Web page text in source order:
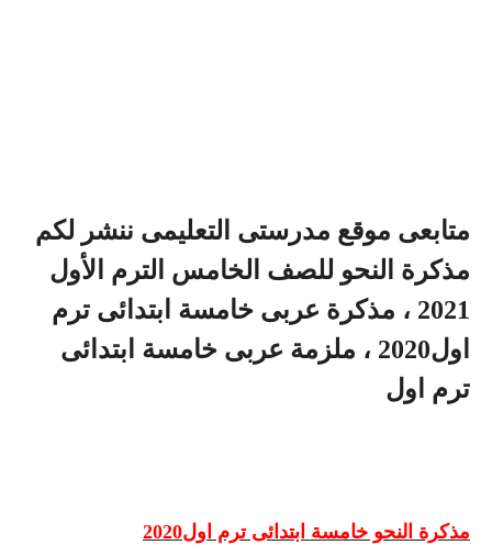
متابعى موقع مدرستى التعليمى ننشر لكم
مذكرة النحو للصف الخامس الترم الأول
2021 ، مذكرة عربى خامسة ابتدائى ترم
اول2020 ، ملزمة عربى خامسة ابتدائى
ترم اول
مذكرة النحو خامسة ابتدائى ترم اول2020